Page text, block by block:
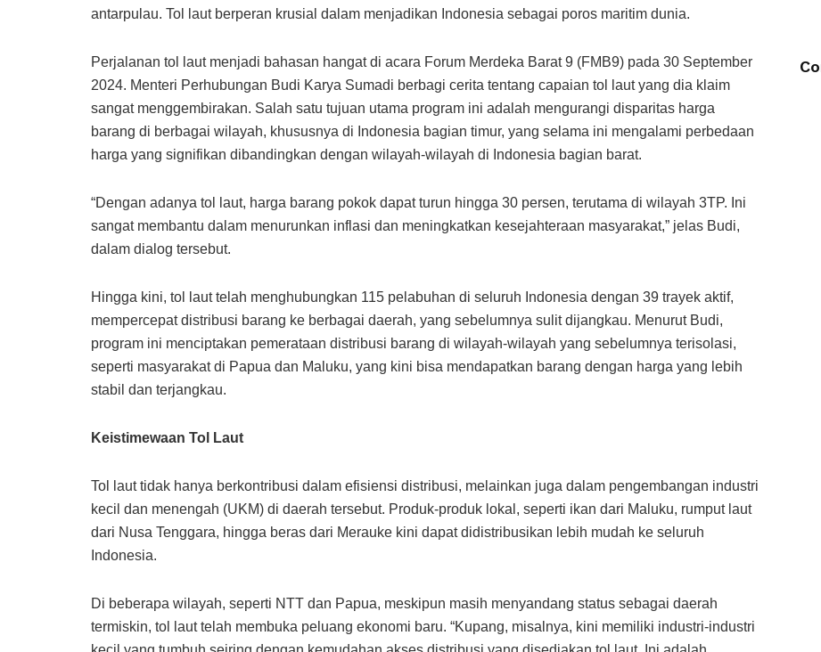
antarpulau. Tol laut berperan krusial dalam menjadikan Indonesia sebagai poros maritim dunia.
Perjalanan tol laut menjadi bahasan hangat di acara Forum Merdeka Barat 9 (FMB9) pada 30 September
2024. Menteri Perhubungan Budi Karya Sumadi berbagi cerita tentang capaian tol laut yang dia klaim
sangat menggembirakan. Salah satu tujuan utama program ini adalah mengurangi disparitas harga
barang di berbagai wilayah, khususnya di Indonesia bagian timur, yang selama ini mengalami perbedaan
harga yang signifikan dibandingkan dengan wilayah-wilayah di Indonesia bagian barat.
“Dengan adanya tol laut, harga barang pokok dapat turun hingga 30 persen, terutama di wilayah 3TP. Ini
sangat membantu dalam menurunkan inflasi dan meningkatkan kesejahteraan masyarakat,” jelas Budi,
dalam dialog tersebut.
Hingga kini, tol laut telah menghubungkan 115 pelabuhan di seluruh Indonesia dengan 39 trayek aktif,
mempercepat distribusi barang ke berbagai daerah, yang sebelumnya sulit dijangkau. Menurut Budi,
program ini menciptakan pemerataan distribusi barang di wilayah-wilayah yang sebelumnya terisolasi,
seperti masyarakat di Papua dan Maluku, yang kini bisa mendapatkan barang dengan harga yang lebih
stabil dan terjangkau.
Keistimewaan Tol Laut
Tol laut tidak hanya berkontribusi dalam efisiensi distribusi, melainkan juga dalam pengembangan industri
kecil dan menengah (UKM) di daerah tersebut. Produk-produk lokal, seperti ikan dari Maluku, rumput laut
dari Nusa Tenggara, hingga beras dari Merauke kini dapat didistribusikan lebih mudah ke seluruh
Indonesia.
Di beberapa wilayah, seperti NTT dan Papua, meskipun masih menyandang status sebagai daerah
termiskin, tol laut telah membuka peluang ekonomi baru. “Kupang, misalnya, kini memiliki industri-industri